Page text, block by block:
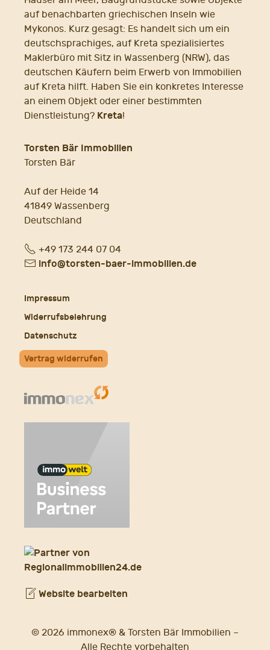
auf benachbarten griechischen Inseln wie
Mykonos. Kurz gesagt: Es handelt sich um ein
deutschsprachiges, auf Kreta spezialisiertes
Maklerbüro mit Sitz in Wassenberg (NRW), das
deutschen Käufern beim Erwerb von Immobilien
auf Kreta hilft. Haben Sie ein konkretes Interesse
an einem Objekt oder einer bestimmten
Dienstleistung? Kreta!
Torsten Bär Immobilien
Torsten Bär
Auf der Heide 14
41849 Wassenberg
Deutschland
Fon+49 173 244 07 04
E- info@torsten-baer-immobilien.de
Impressum
Widerrufsbelehrung
Datenschutz
Vertrag widerrufen
Website bearbeiten
© 2026 immonex® & Torsten Bär Immobilien –
Alle Rechte vorbehalten